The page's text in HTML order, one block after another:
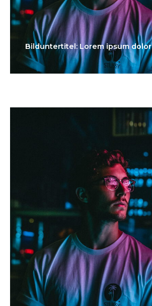
Bilduntertitel: Lorem ipsum dolor